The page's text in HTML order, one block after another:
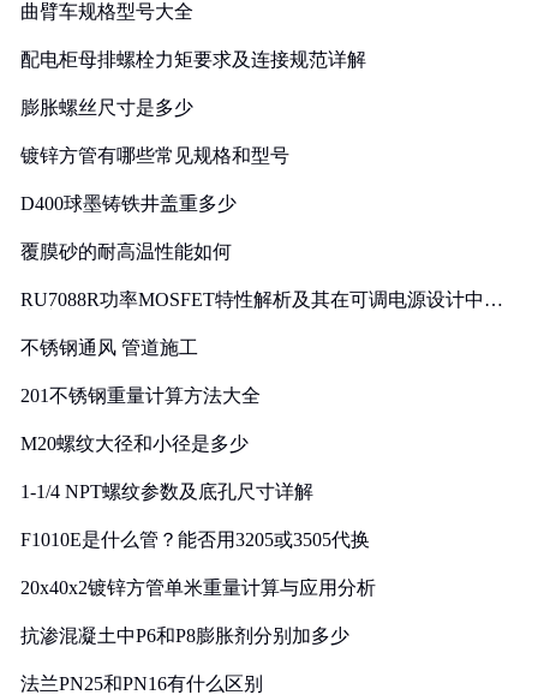
曲臂车规格型号大全
配电柜母排螺栓力矩要求及连接规范详解
膨胀螺丝尺寸是多少
镀锌方管有哪些常见规格和型号
D400球墨铸铁井盖重多少
覆膜砂的耐高温性能如何
RU7088R功率MOSFET特性解析及其在可调电源设计中的
不锈钢通风 管道施工
201不锈钢重量计算方法大全
M20螺纹大径和小径是多少
1-1/4 NPT螺纹参数及底孔尺寸详解
F1010E是什么管？能否用3205或3505代换
20x40x2镀锌方管单米重量计算与应用分析
抗渗混凝土中P6和P8膨胀剂分别加多少
法兰PN25和PN16有什么区别